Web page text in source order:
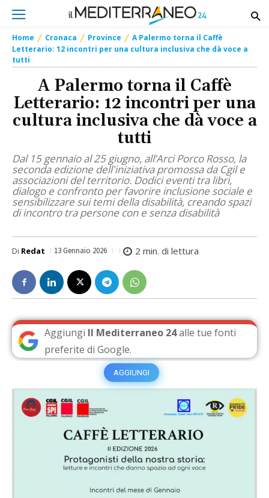
Home Cronaca Province
A Palermo torna il Caffè
Letterario: 12 incontri per una cultura inclusiva che dà voce a
tutti
A Palermo torna il Caffè
Letterario: 12 incontri per una
cultura inclusiva che dà voce a
tutti
Dal 15 gennaio al 25 giugno, all’Arci Porco Rosso, la
seconda edizione dell'iniziativa promossa da Cgil e
associazioni del territorio. Dodici eventi tra libri,
dialogo e confronto per favorire inclusione sociale e
sensibilizzare sui temi della disabilità, creando spazi
di incontro tra persone con e senza disabilità
Di Redat 13 Gennaio 2026 2 min. di lettura
Aggiungi Il Mediterraneo 24alle tue fonti
preferite di Google.
AGGIUNGI